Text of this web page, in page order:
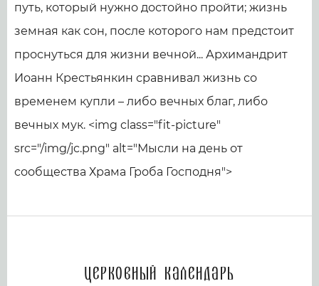
путь, который нужно достойно пройти; жизнь
земная как сон, после которого нам предстоит
проснуться для жизни вечной... Архимандрит
Иоанн Крестьянкин сравнивал жизнь со
временем купли – либо вечных благ, либо
вечных мук. <img class="fit-picture"
src="/img/jc.png" alt="Мысли на день от
сообщества Храма Гроба Господня">
Церковный календарь